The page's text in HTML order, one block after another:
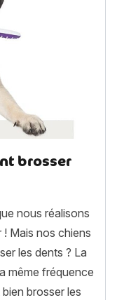
brosser
nous réalisons
Mais nos chiens
les dents ? La
même fréquence
brosser les